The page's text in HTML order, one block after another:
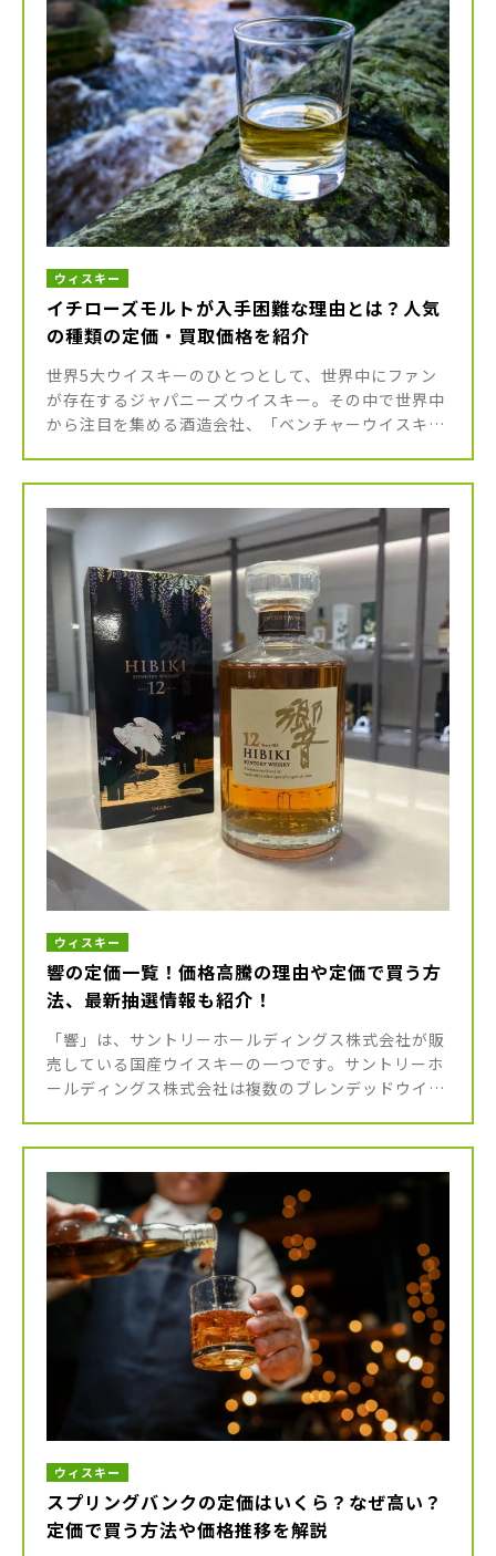
ウィスキー
イチローズモルトが入手困難な理由とは？人気
の種類の定価・買取価格を紹介
世界5大ウイスキーのひとつとして、世界中にファン
が存在するジャパニーズウイスキー。その中で世界中
から注目を集める酒造会社、「ベンチャーウイスキ
ウィスキー
響の定価一覧！価格高騰の理由や定価で買う方
法、最新抽選情報も紹介！
「響」は、サントリーホールディングス株式会社が販
売している国産ウイスキーの一つです。サントリーホ
ールディングス株式会社は複数のブレンデッドウイス
ウィスキー
スプリングバンクの定価はいくら？なぜ高い？
定価で買う方法や価格推移を解説